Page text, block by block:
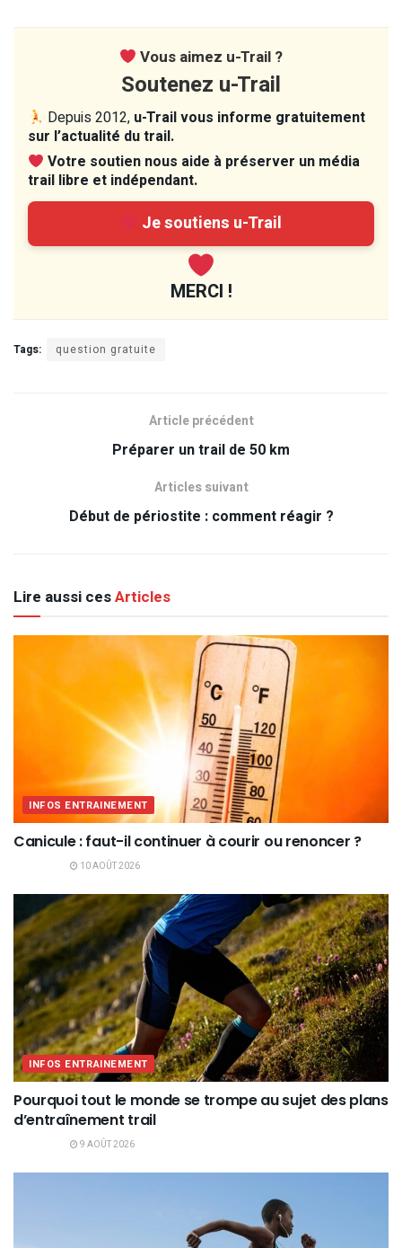
Vous aimez u-Trail ?
Soutenez u-Trail
Depuis 2012, u-Trail vous informe gratuitement
sur l’actualité du trail.
Votre soutien nous aide à préserver un média
trail libre et indépendant.
Je soutiens u-Trail
MERCI !
Tags: question gratuite
Article précédent
Préparer un trail de 50 km
Articles suivant
Début de périostite : comment réagir ?
Lire aussi cesArticles
INFOS ENTRAINEMENT
Canicule : faut-il continuer à courir ou renoncer ?
10 AOÛT 2026
INFOS ENTRAINEMENT
Pourquoi tout le monde se trompe au sujet des plans
d’entraînement trail
9 AOÛT 2026